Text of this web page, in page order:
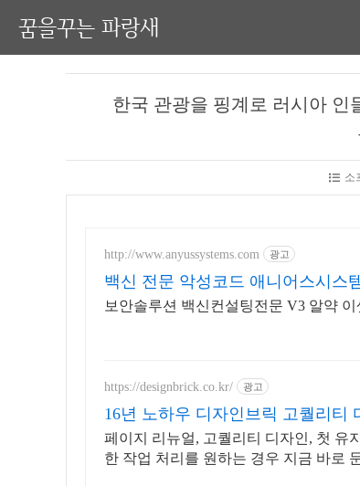
꿈을꾸는 파랑새
한국 관광을 핑계로 러시아 인
소
http://www.anyussystems.com 광고
백신 전문 악성코드 애니어스시스
보안솔루션 백신컨설팅전문 V3 알약 이
https://designbrick.co.kr/ 광고
16년 노하우 디자인브릭 고퀄리티
페이지 리뉴얼, 고퀄리티 디자인, 첫 유
한 작업 처리를 원하는 경우 지금 바로